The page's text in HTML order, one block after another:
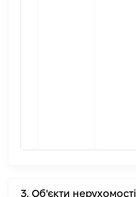
3. Об'єкти нерухомості